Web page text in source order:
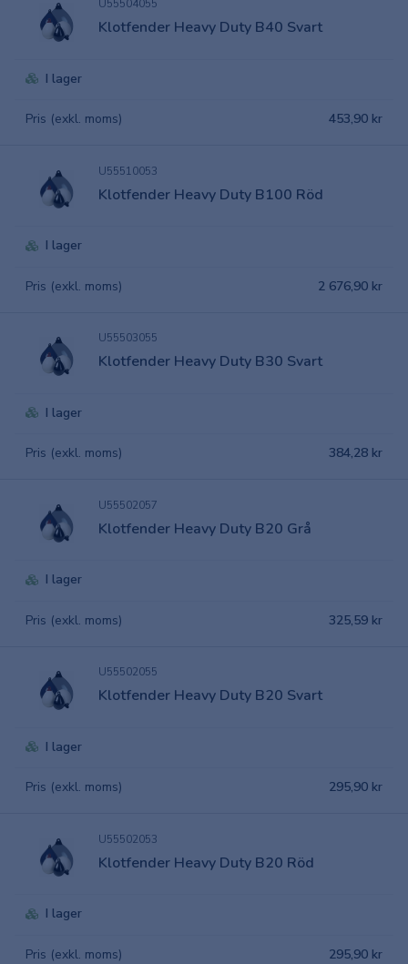
U55504055
Klotfender Heavy Duty B40 Svart
I lager
Pris (exkl. moms) 453,90 kr
U55510053
Klotfender Heavy Duty B100 Röd
I lager
Pris (exkl. moms) 2 676,90 kr
U55503055
Klotfender Heavy Duty B30 Svart
I lager
Pris (exkl. moms) 384,28 kr
U55502057
Klotfender Heavy Duty B20 Grå
I lager
Pris (exkl. moms) 325,59 kr
U55502055
Klotfender Heavy Duty B20 Svart
I lager
Pris (exkl. moms) 295,90 kr
U55502053
Klotfender Heavy Duty B20 Röd
I lager
Pris (exkl. moms) 295,90 kr